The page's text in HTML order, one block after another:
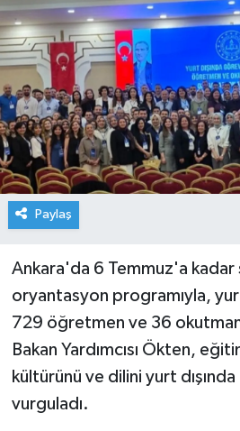
Paylaş
Ankara'da 6 Temmuz'a kadar
oryantasyon programıyla,
729 öğretmen ve 36
Bakan Yardımcısı Ökten,
kültürünü ve dilini yurt
vurguladı.